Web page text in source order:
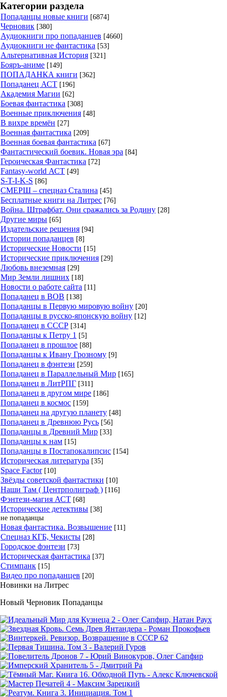
Категории раздела
Попаданцы новые книги [6874]
Черновик [380]
Аудиокниги про попаданцев [4660]
Аудиокниги не фантастика [53]
Альтернативная История [321]
Бояръ-аниме [149]
ПОПАДАНКА книги [362]
Попаданец АСТ [196]
Академия Магии [62]
Боевая фантастика [308]
Военные приключения [48]
В вихре времён [27]
Военная фантастика [209]
Военная боевая фантастика [67]
Фантастический боевик. Новая эра [84]
Героическая Фантастика [72]
Fantasy-world АСТ [49]
S-T-I-K-S [86]
СМЕРШ – спецназ Сталина [45]
Бесплатные книги на Литрес [76]
Война. Штрафбат. Они сражались за Родину [28]
Другие миры [65]
Издательские решения [94]
Истории попаданцев [8]
Исторические Новости [15]
Исторические приключения [29]
Любовь внеземная [29]
Мир Земли лишних [18]
Новости о работе сайта [11]
Попаданец в ВОВ [138]
Попаданцы в Первую мировую войну [20]
Попаданцы в русско-японскую войну [12]
Попаданец в СССР [314]
Попаданцы к Петру 1 [5]
Попаданец в прошлое [88]
Попаданцы к Ивану Грозному [9]
Попаданец в фэнтези [259]
Попаданец в Параллельный Мир [165]
Попаданец в ЛитРПГ [311]
Попаданец в другом мире [186]
Попаданец в космос [159]
Попаданец на другую планету [48]
Попаданец в Древнюю Русь [56]
Попаданцы в Древний Мир [33]
Попаданцы к нам [15]
Попаданцы в Постапокалипсис [154]
Историческая литература [35]
Space Factor [10]
Звёзды советской фантастики [10]
Наши Там ( Центрполиграф ) [116]
Фэнтези-магия АСТ [68]
Исторические детективы [38]
не попаданцы
Новая фантастика. Возвышение [11]
Спецназ КГБ, Чекисты [28]
Городское фэнтези [73]
Историческая фантастика [37]
Стимпанк [15]
Видео про попаданцев [20]
Новинки на Литрес
Новый Черновик Попаданцы